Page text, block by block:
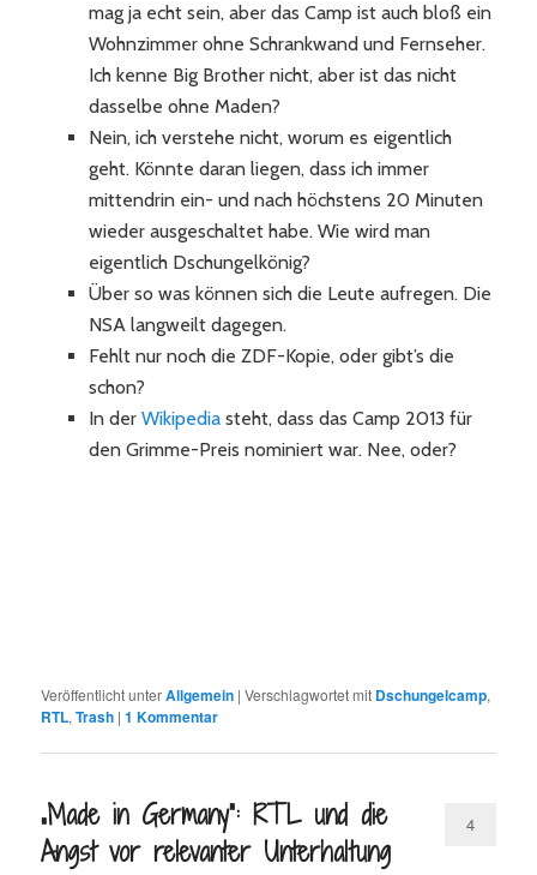
mag ja echt sein, aber das Camp ist auch bloß ein
Wohnzimmer ohne Schrankwand und Fernseher.
Ich kenne Big Brother nicht, aber ist das nicht
dasselbe ohne Maden?
Nein, ich verstehe nicht, worum es eigentlich
geht. Könnte daran liegen, dass ich immer
mittendrin ein- und nach höchstens 20 Minuten
wieder ausgeschaltet habe. Wie wird man
eigentlich Dschungelkönig?
Über so was können sich die Leute aufregen. Die
NSA langweilt dagegen.
Fehlt nur noch die ZDF-Kopie, oder gibt’s die
schon?
In derWikipedia steht, dass das Camp 2013 für
den Grimme-Preis nominiert war. Nee, oder?
Veröffentlicht unterAllgemein |Verschlagwortet mit Dschungelcamp,
RTL,Trash |1 Kommentar
„Made in Germany“: RTL und die
Angst vor relevanter Unterhaltung
4